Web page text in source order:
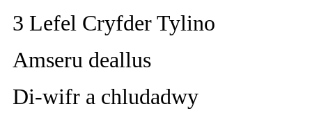
3 Lefel Cryfder Tylino
Amseru deallus
Di-wifr a chludadwy